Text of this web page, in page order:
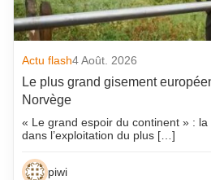
Actu flash4 Août. 2026
Le plus grand gisement
Norvège
« Le grand espoir du continent » :
dans l’exploitation du plus […]
piwi